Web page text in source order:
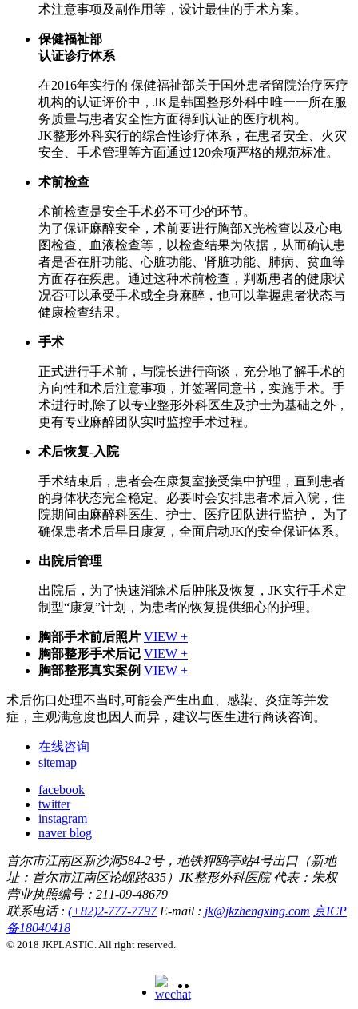
术注意事项及副作用等，设计最佳的手术方案。
保健福祉部
认证诊疗体系
在2016年实行的 保健福祉部关于国外患者留院治疗医疗
机构的认证评价中，JK是韩国整形外科中唯一一所在服
务质量与患者安全性方面得到认证的医疗机构。
JK整形外科实行的综合性诊疗体系，在患者安全、火灾
安全、手术管理等方面通过120余项严格的规范标准。
术前检查
术前检查是安全手术必不可少的环节。
为了保证麻醉安全，术前要进行胸部X光检查以及心电
图检查、血液检查等，以检查结果为依据，从而确认患
者是否在肝功能、心脏功能、肾脏功能、肺病、贫血等
方面存在疾患。通过这种术前检查，判断患者的健康状
况否可以承受手术或全身麻醉，也可以掌握患者状态与
健康检查结果。
手术
正式进行手术前，与院长进行商谈，充分地了解手术的
方向性和术后注意事项，并签署同意书，实施手术。手
术进行时,除了以专业整形外科医生及护士为基础之外，
更有专业麻醉团队实时监控手术过程。
术后恢复-入院
手术结束后，患者会在康复室接受集中护理，直到患者
的身体状态完全稳定。必要时会安排患者术后入院，住
院期间由麻醉科医生、护士、医疗团队进行监护， 为了
确保患者术后早日康复，全面启动JK的安全保证体系。
出院后管理
出院后，为了快速消除术后肿胀及恢复，JK实行手术定
制型“康复”计划，为患者的恢复提供细心的护理。
胸部手术前后照片 VIEW +
胸部整形手术后记 VIEW +
胸部整形真实案例 VIEW +
术后伤口处理不当时,可能会产生出血、感染、炎症等并发
症，主观满意度也因人而异，建议与医生进行商谈咨询。
在线咨询
sitemap
facebook
twitter
instagram
naver blog
首尔市江南区新沙洞584-2号，地铁狎鸥亭站4号出口（新地
址：首尔市江南区论岘路835）JK整形外科医院 代表：朱权
营业执照编号：211-09-48679
联系电话 : (+82)2-777-7797E-mail : jk@jkzhengxing.com 京ICP
备18040418
© 2018 JKPLASTIC. All right reserved.